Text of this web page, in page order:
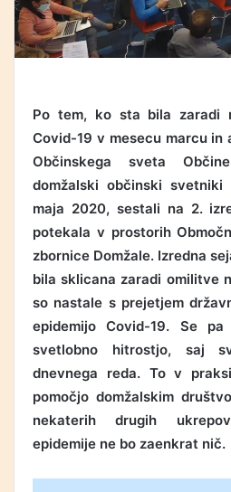
Po tem, ko sta bila zaradi
Covid-19 v mesecu marcu in
Občinskega sveta
domžalski občinski
maja 2020, sestali na 2.
potekala v prostorih
zbornice Domžale. Izredna
bila sklicana zaradi omilitve
so nastale s prejetjem
epidemijo Covid-19. Se
svetlobno hitrostjo, saj
dnevnega reda. To v
pomočjo domžalskim
nekaterih drugih
epidemije ne bo zaenkrat nič.